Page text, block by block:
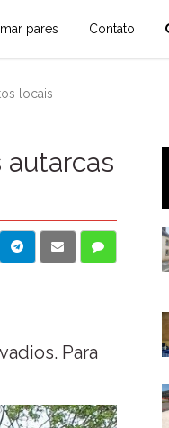
pares Contato
locais
autarcas
Para